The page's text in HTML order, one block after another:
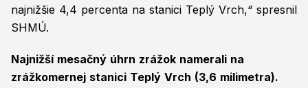
najnižšie 4,4 percenta na stanici Teplý Vrch,“ spresnil
SHMÚ.
Najnižší mesačný úhrn zrážok namerali na
zrážkomernej stanici Teplý Vrch (3,6 milimetra).